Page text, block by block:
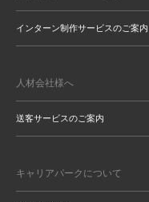
インターン制作サービスのご案内
人材会社様へ
送客サービスのご案内
キャリアパークについて